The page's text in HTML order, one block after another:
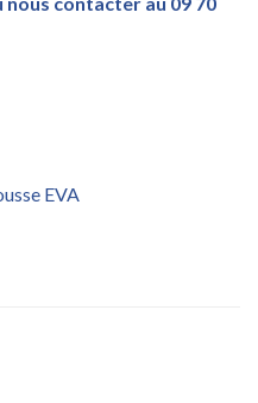
EVA